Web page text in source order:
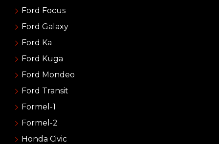
Ford Focus
Ford Galaxy
Ford Ka
Ford Kuga
Ford Mondeo
Ford Transit
Formel-1
Formel-2
Honda Civic